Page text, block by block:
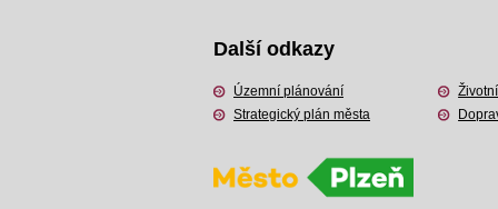
Další odkazy
Územní plánování
Strategický plán města